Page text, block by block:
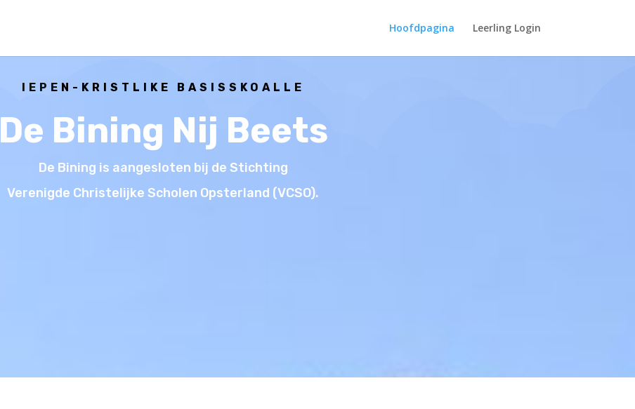
Hoofdpagina Leerling Login
IEPEN-KRISTLIKE BASISSKOALLE
De Bining Nij Beets
De Bining is aangesloten bij de Stichting
Verenigde Christelijke Scholen Opsterland (VCSO).